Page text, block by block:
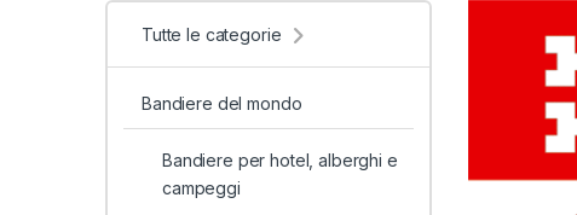
Tutte le categorie
Bandiere del mondo
Bandiere per hotel, alberghi e
campeggi